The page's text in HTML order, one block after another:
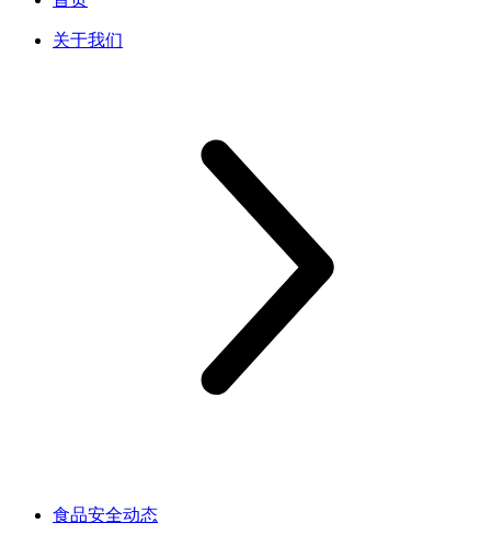
关于我们
食品安全动态